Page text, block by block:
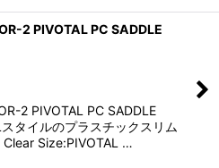
2 PIVOTAL PC SADDLE
2 PIVOTAL PC SADDLE
タイルのプラスチックスリム
Clear Size:PIVOTAL …